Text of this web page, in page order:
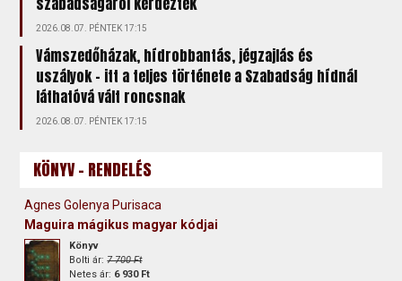
2026.08.07. PÉNTEK 17:15
Vámszedőházak, hídrobbantás, jégzajlás és
uszályok – itt a teljes története a Szabadság hídnál
láthatóvá vált roncsnak
2026.08.07. PÉNTEK 17:15
KÖNYV - RENDELÉS
Agnes Golenya Purisaca
Maguira mágikus magyar kódjai
Könyv
Bolti ár:7 700 Ft
Netes ár: 6 930 Ft